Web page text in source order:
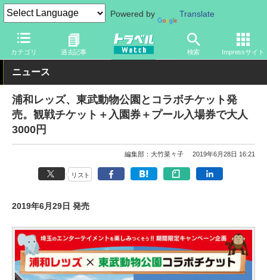
Powered by Translate
カテゴリ 過去記事 検索 Impressサイト
トラベル Watch 地域 国内旅行 関東
ニュース
浦和レッズ、東武動物公園とコラボチケット発
売。観戦チケット＋入園券＋プール入場券で大人
3000円
編集部：大竹菜々子 2019年6月28日 16:21
リスト
2019年6月29日 発売